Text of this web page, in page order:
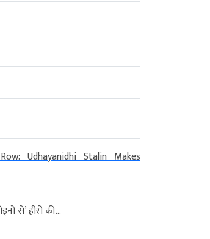
Udhayanidhi Stalin Makes
से’ हीरो की...